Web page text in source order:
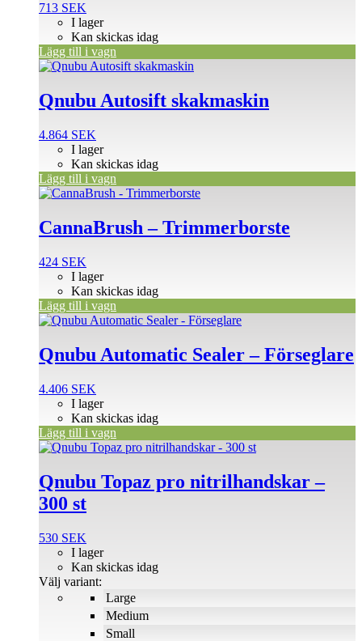
713 SEK
I lager
Kan skickas idag
Lägg till i vagn
Qnubu Autosift skakmaskin
4.864 SEK
I lager
Kan skickas idag
Lägg till i vagn
CannaBrush – Trimmerborste
424 SEK
I lager
Kan skickas idag
Lägg till i vagn
Qnubu Automatic Sealer – Förseglare
4.406 SEK
I lager
Kan skickas idag
Lägg till i vagn
Qnubu Topaz pro nitrilhandskar –
300 st
530 SEK
Large
Medium
Small
I lager
Kan skickas idag
Välj variant:
Den
produkten
har
flera
De
olika
alternativen
kan
väljas
produktsidan